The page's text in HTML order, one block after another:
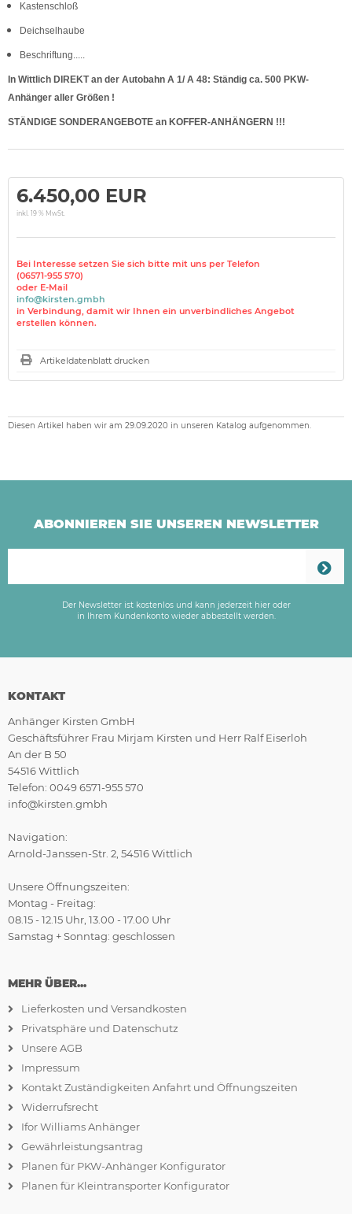
Kastenschloß
Deichselhaube
Beschriftung.....
In Wittlich DIREKT an der Autobahn A 1/ A 48: Ständig ca. 500 PKW-
Anhänger aller Größen !
STÄNDIGE SONDERANGEBOTE an KOFFER-ANHÄNGERN !!!
6.450,00 EUR
inkl. 19 % MwSt.
Bei Interesse setzen Sie sich bitte mit uns per Telefon
(06571-955 570)
oder E-Mail
info@kirsten.gmbh
in Verbindung, damit wir Ihnen ein unverbindliches Angebot
erstellen können.
Artikeldatenblatt drucken
Diesen Artikel haben wir am 29.09.2020 in unseren Katalog aufgenommen.
ABONNIEREN SIE UNSEREN NEWSLETTER
Der Newsletter ist kostenlos und kann jederzeit hier oder
in Ihrem Kundenkonto wieder abbestellt werden.
KONTAKT
Anhänger Kirsten GmbH
Geschäftsführer Frau Mirjam Kirsten und Herr Ralf Eiserloh
An der B 50
54516 Wittlich
Telefon: 0049 6571-955 570
info@kirsten.gmbh
Navigation:
Arnold-Janssen-Str. 2, 54516 Wittlich
Unsere Öffnungszeiten:
Montag - Freitag:
08.15 - 12.15 Uhr, 13.00 - 17.00 Uhr
Samstag + Sonntag: geschlossen
MEHR ÜBER...
Lieferkosten und Versandkosten
Privatsphäre und Datenschutz
Unsere AGB
Impressum
Kontakt Zuständigkeiten Anfahrt und Öffnungszeiten
Widerrufsrecht
Ifor Williams Anhänger
Gewährleistungsantrag
Planen für PKW-Anhänger Konfigurator
Planen für Kleintransporter Konfigurator